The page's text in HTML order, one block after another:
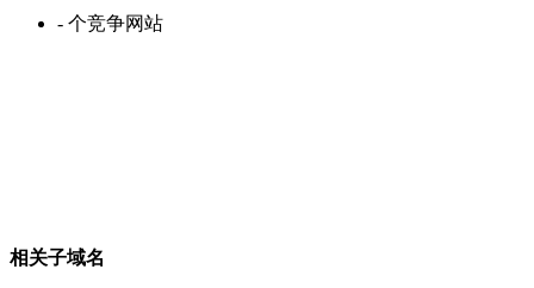
- 个竞争网站
相关子域名